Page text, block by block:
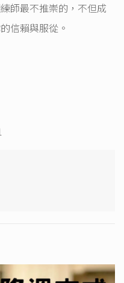
師最不推崇的，不但成
信賴與服從。